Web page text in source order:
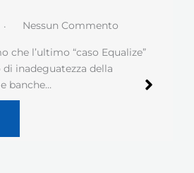
Nessun Commento
l’ultimo “caso Equalize”
inadeguatezza della